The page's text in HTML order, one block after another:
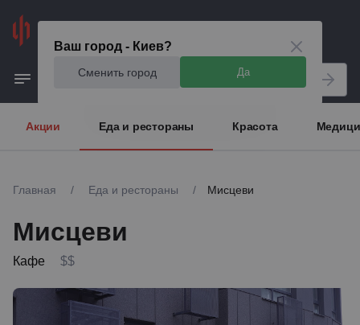
Ваш город - Киев?
Сменить город Да
Акции Еда и рестораны Красота
Главная / Еда и рестораны / Мисцеви
Мисцеви
Кафе $$